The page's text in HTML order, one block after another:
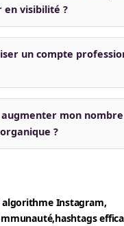
en visibilité ?
un compte
mon nombre
?
algorithme Instagram
hashtags